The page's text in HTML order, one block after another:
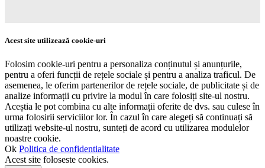
Acest site utilizează cookie-uri
Folosim cookie-uri pentru a personaliza conținutul și anunțurile,
pentru a oferi funcții de rețele sociale și pentru a analiza traficul. De
asemenea, le oferim partenerilor de rețele sociale, de publicitate și de
analize informații cu privire la modul în care folosiți site-ul nostru.
Aceștia le pot combina cu alte informații oferite de dvs. sau culese în
urma folosirii serviciilor lor. În cazul în care alegeți să continuați să
utilizați website-ul nostru, sunteți de acord cu utilizarea modulelor
noastre cookie.
Ok Politica de confidentialitate
Acest site foloseste cookies.